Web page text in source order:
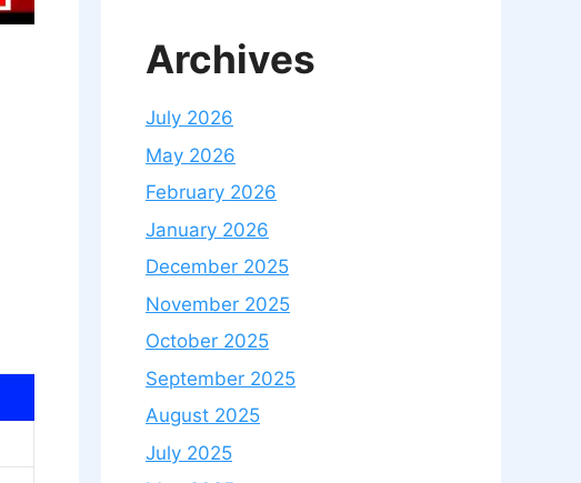
Archives
July 2026
May 2026
February 2026
January 2026
December 2025
November 2025
October 2025
September 2025
August 2025
July 2025